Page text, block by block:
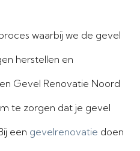
waarbij we de gevel
herstellen en
Gevel Renovatie Noord
te zorgen dat je gevel
een gevelrenovatie doen